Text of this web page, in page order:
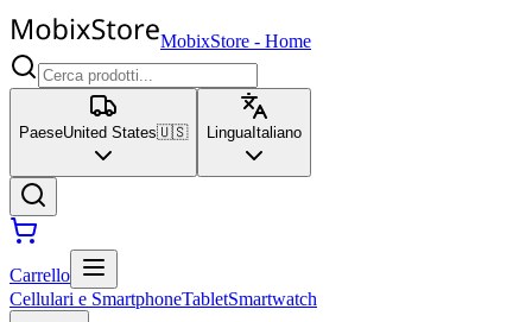
MobixStore - Home
PaeseUnited States🇺🇸 LinguaItaliano
Carrello
Cellulari e SmartphoneTabletSmartwatch